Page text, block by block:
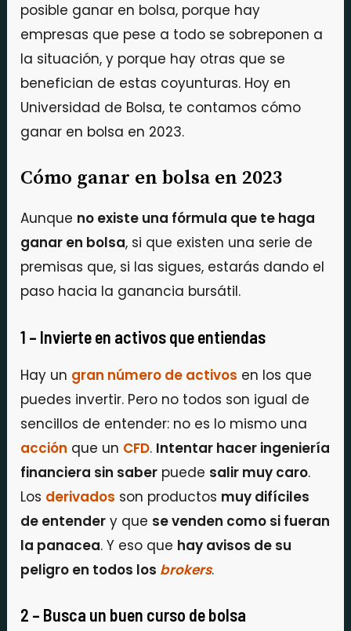
posible ganar en bolsa, porque hay
empresas que pese a todo se sobreponen a
la situación, y porque hay otras que se
benefician de estas coyunturas. Hoy en
Universidad de Bolsa, te contamos cómo
ganar en bolsa en 2023.
Cómo ganar en bolsa en 2023
Aunque no existe una fórmula que te haga
ganar en bolsa, si que existen una serie de
premisas que, si las sigues, estarás dando el
paso hacia la ganancia bursátil.
1 – Invierte en activos que entiendas
Hay un gran número de activos en los que
puedes invertir. Pero no todos son igual de
sencillos de entender: no es lo mismo una
acción que un CFD. Intentar hacer ingeniería
financiera sin saber puede salir muy caro.
Los derivados son productos muy difíciles
de entender y que se venden como si fueran
la panacea. Y eso que hay avisos de su
peligro en todos los brokers.
2 – Busca un buen curso de bolsa